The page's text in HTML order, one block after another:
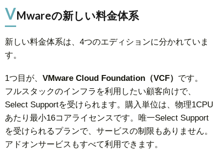
VMwareの新しい料金体系
新しい料金体系は、4つのエディションに分かれていま
す。
1つ目が、 VMware Cloud Foundation（VCF） です。
フルスタックのインフラを利用したい顧客向けで、
Select Supportを受けられます。購入単位は、物理1CPU
あたり最小16コアライセンスです。唯一Select Support
を受けられるプランで、サービスの制限もありません。
アドオンサービスもすべて利用できます。